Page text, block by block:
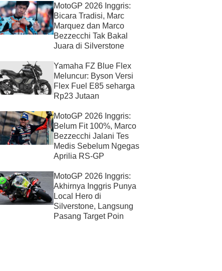
MotoGP 2026 Inggris:
Bicara Tradisi, Marc
Marquez dan Marco
Bezzecchi Tak Bakal
Juara di Silverstone
Yamaha FZ Blue Flex
Meluncur: Byson Versi
Flex Fuel E85 seharga
Rp23 Jutaan
MotoGP 2026 Inggris:
Belum Fit 100%, Marco
Bezzecchi Jalani Tes
Medis Sebelum Ngegas
Aprilia RS-GP
MotoGP 2026 Inggris:
Akhirnya Inggris Punya
Local Hero di
Silverstone, Langsung
Pasang Target Poin